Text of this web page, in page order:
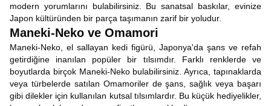
modern yorumlarını bulabilirsiniz. Bu sanatsal baskılar, evinize
Japon kültüründen bir parça taşımanın zarif bir yoludur.
Maneki-Neko ve Omamori
Maneki-Neko, el sallayan kedi figürü, Japonya'da şans ve refah
getirdiğine inanılan popüler bir tılsımdır. Farklı renklerde ve
boyutlarda birçok Maneki-Neko bulabilirsiniz. Ayrıca, tapınaklarda
veya türbelerde satılan Omamoriler de şans, sağlık veya başarı
gibi dilekler için kullanılan kutsal tılsımlardır. Bu küçük hediyelikler,